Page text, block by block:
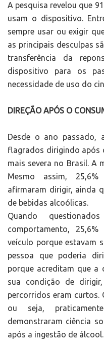
A pesquisa revelou que
usam o dispositivo.
sempre usar ou exigir
as principais desculpas
transferência da
dispositivo para os
necessidade de uso do
DIREÇÃO APÓS O
Desde o ano passado,
flagrados dirigindo após
mais severa no Brasil. A
Mesmo assim,
afirmaram dirigir, ainda
de bebidas alcoólicas.
Quando
comportamento,
veículo porque estavam
pessoa que poderia
porque acreditam que a
sua condição de
percorridos eram curtos.
ou seja,
demonstraram ciência
após a ingestão de álcool.